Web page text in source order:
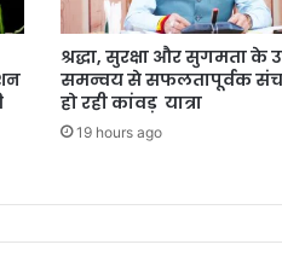
श्रद्धा, सुरक्षा और सुगमता के
समन्वय से सफलतापूर्वक
हो रही कांवड़ यात्रा
19 hours ago